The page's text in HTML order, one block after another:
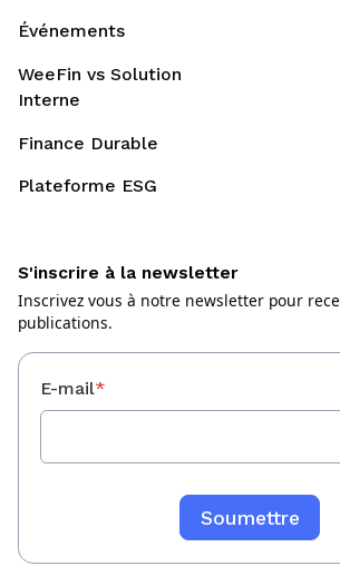
Événements
WeeFin vs Solution
Interne
Finance Durable
Plateforme ESG
S'inscrire à la newsletter
Inscrivez vous à notre newsletter pour
publications.
E-mail*